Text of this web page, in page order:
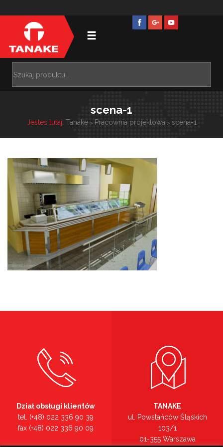
scena-1
Jesteś tutaj: Tanake> Pracownia projektowa> scena-1
Dział obsługi klientów
tel. (+48) 022 336 90 39
fax (+48) 022 336 90 09
TANAKE
ul. Powstańców Śląskich
103/1
01-355 Warszawa